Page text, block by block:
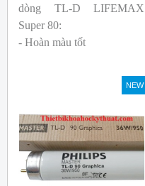
dòng TL-D LIFEMAX
Super 80:
- Hoàn màu tốt
cả ban đầu và trong suốt
tuổi thọ của bóng đèn, với
thông cao
- Tạo ra từ màu trắng ấm
đến ánh sáng ban ngày mát
mẻ
NEW